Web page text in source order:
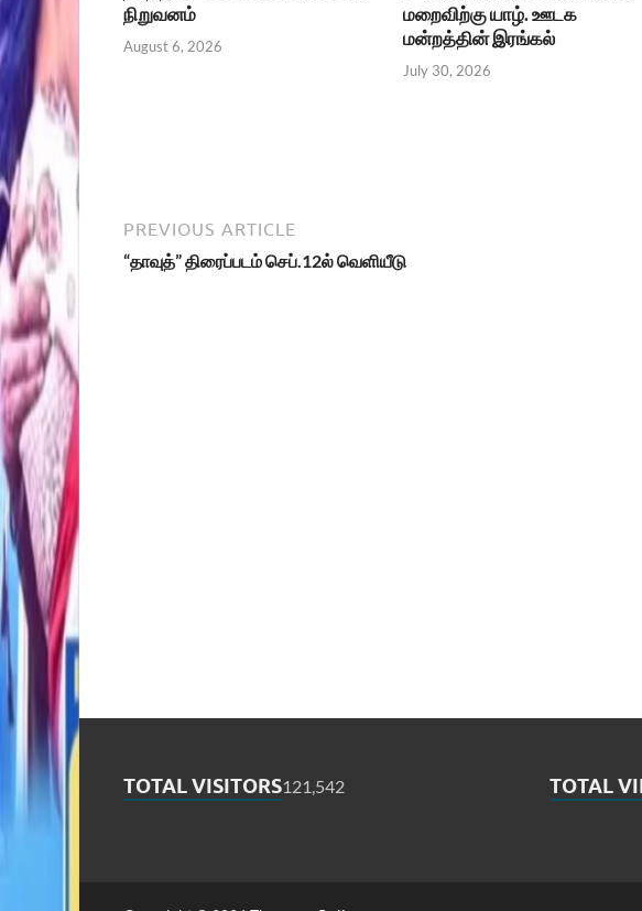
நிறுவனம்
August 6, 2026
மறைவிற்கு யாழ். ஊடக
மன்றத்தின் இரங்கல்
July 30, 2026
PREVIOUS ARTICLE
“தாவுத்” திரைப்படம் செப்.12ல் வெளியீடு
TOTAL VISITORS121,542 TOTAL